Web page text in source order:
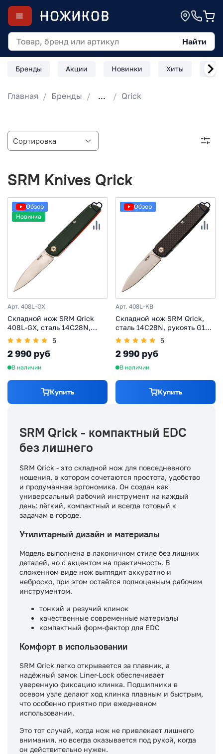
Найти
Бренды Акции Новинки Хиты
Главная Бренды ... Qrick
SRM Knives Qrick
Обзор
Новинка
Арт. 408L-GX
Складной нож SRM Qrick
408L-GX, сталь 14C28N,
рукоять G10
5
2 990 руб
В наличии
Купить
Обзор
Арт. 408L-KB
Складной нож SRM Qrick,
сталь 14C28N, рукоять G10/
карбон
5
2 990 руб
В наличии
Купить
SRM Qrick - компактный EDC
без лишнего
SRM Qrick - это складной нож для повседневного
ношения, в котором сочетаются простота, удобство
и продуманная эргономика. Он создан как
универсальный рабочий инструмент на каждый
день: лёгкий, компактный и всегда готовый к
задачам в городе.
Утилитарный дизайн и материалы
Модель выполнена в лаконичном стиле без лишних
деталей, но с акцентом на практичность. В
сложенном виде нож выглядит аккуратно и
неброско, при этом остаётся полноценным рабочим
инструментом.
тонкий и резучий клинок
качественные современные материалы
компактный форм-фактор для EDC
Комфорт в использовании
SRM Qrick легко открывается за плавник, а
надёжный замок Liner-Lock обеспечивает
уверенную фиксацию клинка. Подшипники в
осевом узле делают ход клинка плавным и быстрым,
что особенно приятно при ежедневном
использовании.
Это тот случай, когда нож не привлекает лишнего
внимания, но всегда оказывается под рукой, когда
он действительно нужен.